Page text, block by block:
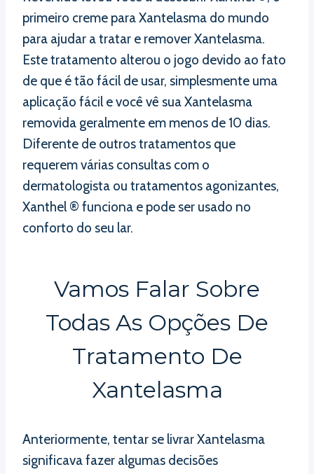
primeiro creme para Xantelasma do mundo
para ajudar a tratar e remover Xantelasma.
Este tratamento alterou o jogo devido ao fato
de que é tão fácil de usar, simplesmente uma
aplicação fácil e você vê sua Xantelasma
removida geralmente em menos de 10 dias.
Diferente de outros tratamentos que
requerem várias consultas com o
dermatologista ou tratamentos agonizantes,
Xanthel ® funciona e pode ser usado no
conforto do seu lar.
Vamos Falar Sobre
Todas As Opções De
Tratamento De
Xantelasma
Anteriormente, tentar se livrar Xantelasma
significava fazer algumas decisões